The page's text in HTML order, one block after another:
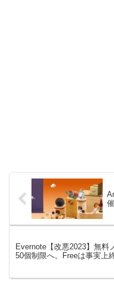
Evernote【改悪2023】無料
50個制限へ。Freeは事実上